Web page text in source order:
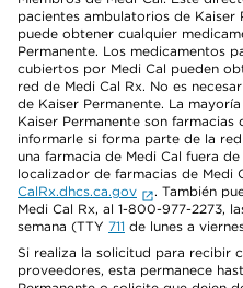
pacientes ambulatorios de Kaiser
puede obtener cualquier
Permanente. Los medicamentos
cubiertos por Medi Cal pueden
red de Medi Cal Rx. No es
de Kaiser Permanente. La
Kaiser Permanente son farmacias
informarle si forma parte de la
una farmacia de Medi Cal fuera
localizador de farmacias de Medi
CalRx.dhcs.ca.gov
. También
Medi Cal Rx, al 1-800-977-2273,
semana (TTY 711 de lunes a
Si realiza la solicitud para recibir
proveedores, esta permanece